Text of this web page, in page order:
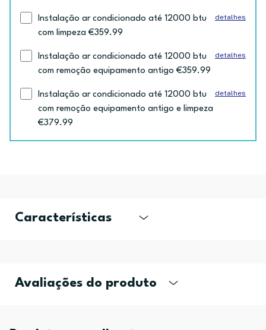
Instalação ar condicionado até 12000 btu
com limpeza €359.99
detalhes
Instalação ar condicionado até 12000 btu
com remoção equipamento antigo €359.99
detalhes
Instalação ar condicionado até 12000 btu
com remoção equipamento antigo e limpeza
€379.99
detalhes
Características
Avaliações do produto